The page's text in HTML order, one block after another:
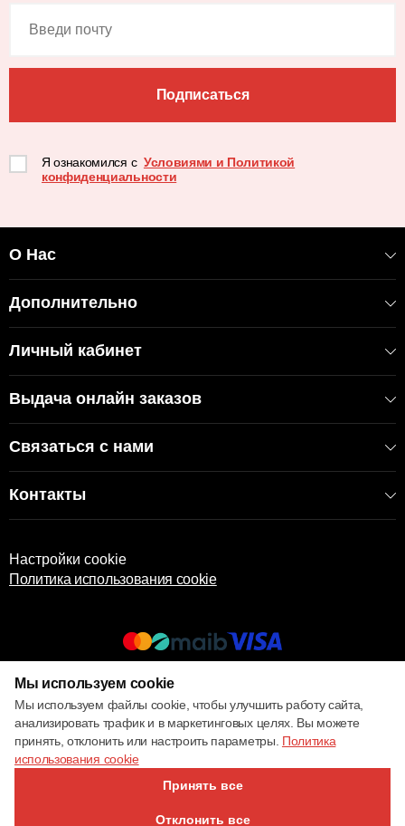
Подписаться
Я ознакомился с Условиями и Политикой
конфиденциальности
О Нас
Дополнительно
Личный кабинет
Выдача онлайн заказов
Связаться с нами
Контакты
Настройки cookie
Политика использования cookie
© 2017 – 2026 ECOM
Мы используем cookie
Мы используем файлы cookie, чтобы улучшить работу сайта,
анализировать трафик и в маркетинговых целях. Вы можете
принять, отклонить или настроить параметры. Политика
использования cookie
Принять все
Отклонить все